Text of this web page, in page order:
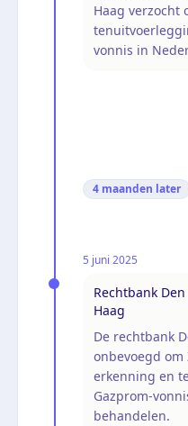
Haag verzocht
vonnis in
4 maanden later
5 juni 2025
Rechtbank Den
Haag
De rechtbank
onbevoegd om
erkenning en
Gazprom-
behandelen.